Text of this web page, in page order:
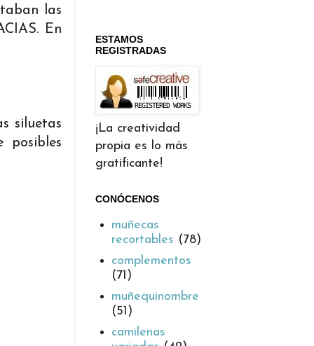
las
En
siluetas
posibles
ESTAMOS
REGISTRADAS
¡La creatividad
propia es lo más
gratificante!
CONÓCENOS
muñecas
recortables (78)
complementos
(71)
muñequinombre
(51)
camilenas